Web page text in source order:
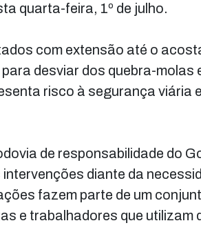
quarta-feira, 1º de julho.
com extensão até o
desviar dos quebra-molas
risco à segurança viária
de responsabilidade do
diante da
fazem parte de um
e trabalhadores que utilizam